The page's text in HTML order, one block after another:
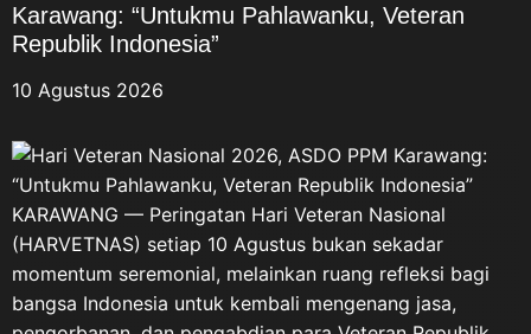
Indonesia. Kedua, Veteran
Pembela, yakni mereka yang
Trikora, Dwikora, dan Seroja.
Ketiga, Veteran Perdamaian,
yakni para veteran yang
melaksanakan tugas dalam misi
perdamaian di bawah naungan
Perserikatan Bangsa-Bangsa
(PBB). Menurut ASDO,
Karawang: “Untukmu Pahlawanku, Veteran
Republik Indonesia”
10 Agustus 2026